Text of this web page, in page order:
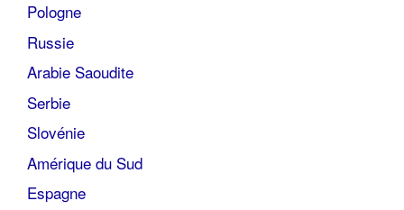
Pologne
Russie
Arabie Saoudite
Serbie
Slovénie
Amérique du Sud
Espagne